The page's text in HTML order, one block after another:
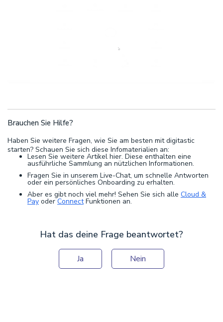
Brauchen Sie Hilfe?
Haben Sie weitere Fragen, wie Sie am besten mit digitastic
starten? Schauen Sie sich diese Infomaterialien an:
Lesen Sie weitere Artikel hier. Diese enthalten eine
ausführliche Sammlung an nützlichen Informationen.
Fragen Sie in unserem Live-Chat, um schnelle Antworten
oder ein persönliches Onboarding zu erhalten.
Aber es gibt noch viel mehr! Sehen Sie sich alle Cloud &
Pay oder ConnectFunktionen an.
Hat das deine Frage beantwortet?
Ja Nein